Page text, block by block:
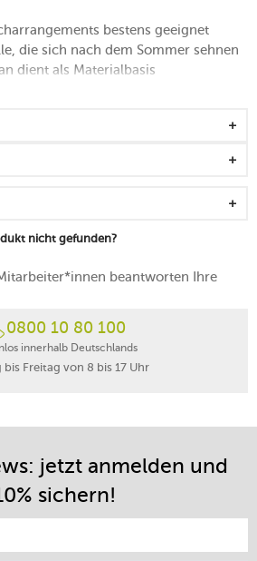
bestens geeignet
die sich nach dem Sommer sehnen
dient als Materialbasis
nicht gefunden?
beantworten Ihre
0800 10 80 100
innerhalb Deutschlands
bis Freitag von 8 bis 17 Uhr
jetzt anmelden und
sichern!